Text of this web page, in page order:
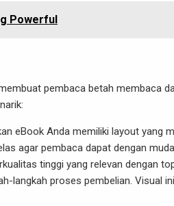
Powerful
pembaca betah membaca
eBook Anda memiliki layout yang
agar pembaca dapat dengan
tinggi yang relevan dengan
langkah proses pembelian. Visual